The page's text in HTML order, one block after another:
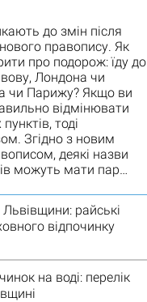
до змін після
правопису. Як
про подорож: їду до
Лондона чи
чи Парижу? Якщо ви
відмінювати
тоді
Згідно з новим
деякі назви
можуть мати пар…
райські
відпочинку
на воді: перелік